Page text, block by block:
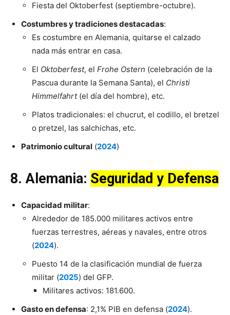
Fiesta del Oktoberfest (septiembre-octubre).
Costumbres y tradiciones destacadas:
Es costumbre en Alemania, quitarse el calzado
nada más entrar en casa.
El Oktoberfest, el Frohe Ostern (celebración de la
Pascua durante la Semana Santa), el Christi
Himmelfahrt(el día del hombre), etc.
Platos tradicionales: el chucrut, el codillo, el bretzel
o pretzel, las salchichas, etc.
Patrimonio cultural (2024)
8.Alemania: Seguridad y Defensa
Capacidad militar:
Alrededor de 185.000 militares activos entre
fuerzas terrestres, aéreas y navales, entre otros
(2024).
Puesto 14 de la clasificación mundial de fuerza
militar (2025) del GFP.
Militares activos: 181.600.
Gasto en defensa: 2,1% PIB en defensa (2024).